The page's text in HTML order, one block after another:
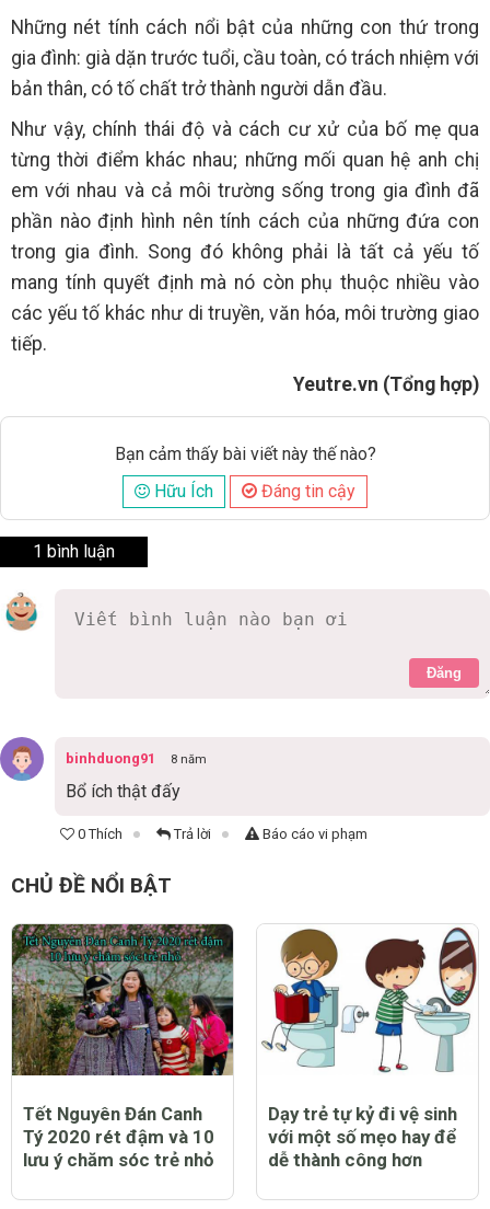
Những nét tính cách nổi bật của những con thứ trong
gia đình: già dặn trước tuổi, cầu toàn, có trách nhiệm với
bản thân, có tố chất trở thành người dẫn đầu.
Như vậy, chính thái độ và cách cư xử của bố mẹ qua
từng thời điểm khác nhau; những mối quan hệ anh chị
em với nhau và cả môi trường sống trong gia đình đã
phần nào định hình nên tính cách của những đứa con
trong gia đình. Song đó không phải là tất cả yếu tố
mang tính quyết định mà nó còn phụ thuộc nhiều vào
các yếu tố khác như di truyền, văn hóa, môi trường giao
tiếp.
Yeutre.vn (Tổng hợp)
Bạn cảm thấy bài viết này thế nào?
Hữu Ích
Đáng tin cậy
1 bình luận
Đăng
binhduong91 8 năm
Bổ ích thật đấy
0 Thích Trả lời Báo cáo vi phạm
CHỦ ĐỀ NỔI BẬT
Tết Nguyên Đán Canh
Tý 2020 rét đậm và 10
lưu ý chăm sóc trẻ nhỏ
Dạy trẻ tự kỷ đi vệ sinh
với một số mẹo hay để
dễ thành công hơn